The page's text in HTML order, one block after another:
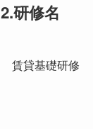
2.研修名
賃貸基礎研修